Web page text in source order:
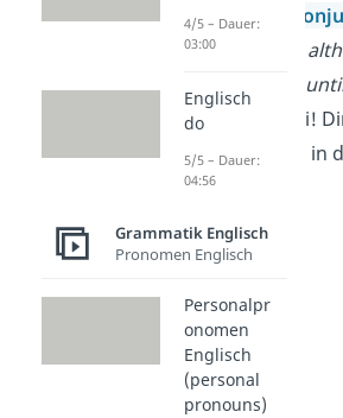
Wichtig:Die
(Bindewörter)
because of, if,
behältst du bei!
dann das Verb in
Form.
4/5 – Dauer:
03:00
Englisch
do
5/5 – Dauer:
04:56
Grammatik Englisch
Pronomen Englisch
Personalpr
onomen
Englisch
(personal
pronouns)